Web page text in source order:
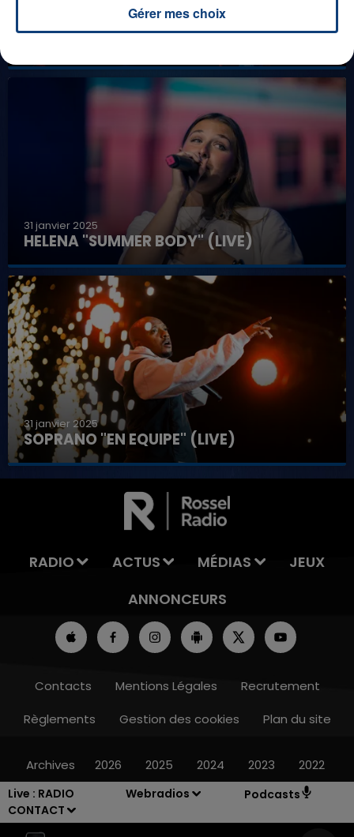
Live : RADIO
CONTACT
Webradios Podcasts
LA TEAM DE L'ÉTÉ
31 janvier 2025
31 janvier 2025
HELENA "SUMMER BODY" (LIVE)
31 janvier 2025
SOPRANO "EN EQUIPE" (LIVE)
RADIO ACTUS MÉDIAS
JEUX
ANNONCEURS
Contacts Mentions Légales
Recrutement
Règlements
Gestion des cookies Plan du site
Archives 2026 2025 2024 2023 2022
Gérer mes choix